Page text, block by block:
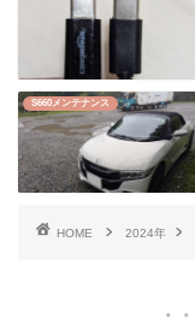
S660メンテナンス
HOME 2024年